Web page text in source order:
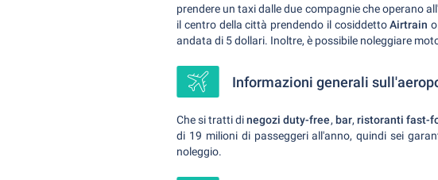
prendere un taxi dalle due compagnie che operano
il centro della città prendendo il cosiddettoAirtrain
andata di 5 dollari. Inoltre, è possibile noleggiare
Informazioni generali
Che si tratti dinegozi duty-free, bar, ristoranti fast-
di 19 milioni di passeggeri all'anno, quindi sei
noleggio.